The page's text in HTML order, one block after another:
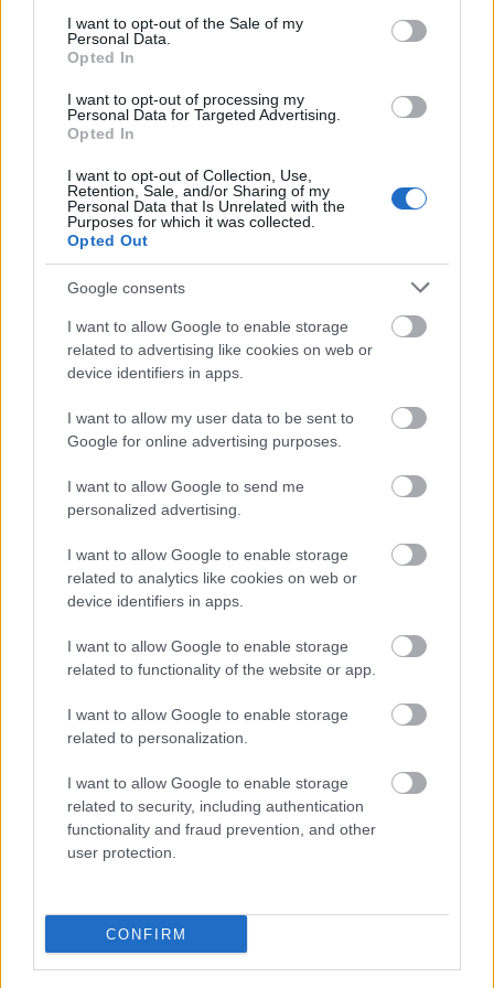
consent section.
I want to opt-out of the Sale of my
Personal Data.
Opted In
I want to opt-out of processing my
Personal Data for Targeted Advertising.
Opted In
I want to opt-out of Collection, Use,
Retention, Sale, and/or Sharing of my
Personal Data that Is Unrelated with the
Purposes for which it was collected.
Opted Out
Google consents
I want to allow Google to enable storage
related to advertising like cookies on web or
device identifiers in apps.
I want to allow my user data to be sent to
Google for online advertising purposes.
I want to allow Google to send me
personalized advertising.
I want to allow Google to enable storage
related to analytics like cookies on web or
device identifiers in apps.
I want to allow Google to enable storage
related to functionality of the website or app.
I want to allow Google to enable storage
related to personalization.
I want to allow Google to enable storage
related to security, including authentication
functionality and fraud prevention, and other
user protection.
CONFIRM
Megosztás
Küldés
Itt állíthatod be
, hogy a Google
keresőben könnyebben megtaláld a
glamour.hu cikkeit
GARDRÓBNAPLÓ GLAMOUR